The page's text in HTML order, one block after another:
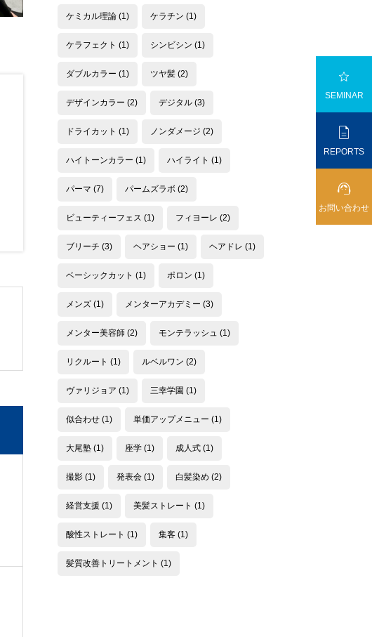
ケミカル理論 (1) ケラチン (1)
ケラフェクト (1) シンビシン (1)
ダブルカラー (1) ツヤ髪 (2)
デザインカラー (2) デジタル (3)
ドライカット (1) ノンダメージ (2)
ハイトーンカラー (1) ハイライト (1)
パーマ (7) パームズラボ (2)
ビューティーフェス (1) フィヨーレ (2)
ブリーチ (3) ヘアショー (1) ヘアドレ (1)
ベーシックカット (1) ポロン (1)
メンズ (1) メンターアカデミー (3)
メンター美容師 (2) モンテラッシュ (1)
リクルート (1) ルベルワン (2)
ヴァリジョア (1) 三幸学園 (1)
似合わせ (1) 単価アップメニュー (1)
大尾塾 (1) 座学 (1) 成人式 (1)
撮影 (1) 発表会 (1) 白髪染め (2)
経営支援 (1) 美髪ストレート (1)
酸性ストレート (1) 集客 (1)
髪質改善トリートメント (1)

SEMINAR

REPORTS

お問い合わせ